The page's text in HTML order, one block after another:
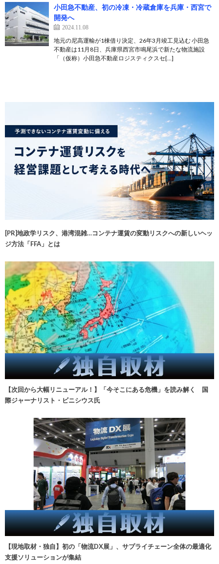
小田急不動産、初の冷凍・冷蔵倉庫を兵庫・西宮で
開発へ
2024.11.08
地元の尼高運輸が1棟借り決定、26年3月竣工見込む 小田急
不動産は11月8日、兵庫県西宮市鳴尾浜で新たな物流施設
「（仮称）小田急不動産ロジスティクスセ[…]
[PR]地政学リスク、港湾混雑…コンテナ運賃の変動リスクへの新しいヘッ
ジ方法「FFA」とは
【次回から大幅リニューアル！】「今そこにある危機」を読み解く 国
際ジャーナリスト・ビニシウス氏
【現地取材・独自】初の「物流DX展」、サプライチェーン全体の最適化
支援ソリューションが集結